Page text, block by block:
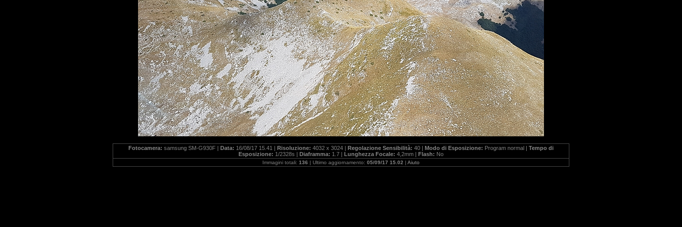
Fotocamera: samsung SM-G930F | Data: 16/08/17 15.41 | Risoluzione: 4032 x 3024 | Regolazione Sensibilità: 40 | Modo di Esposizione: Program normal | Tempo di
Esposizione: 1/2328s | Diaframma: 1.7 | Lunghezza Focale: 4,2mm | Flash: No
Immagini totali: 136 | Ultimo aggiornamento: 05/09/17 15.02 | Aiuto